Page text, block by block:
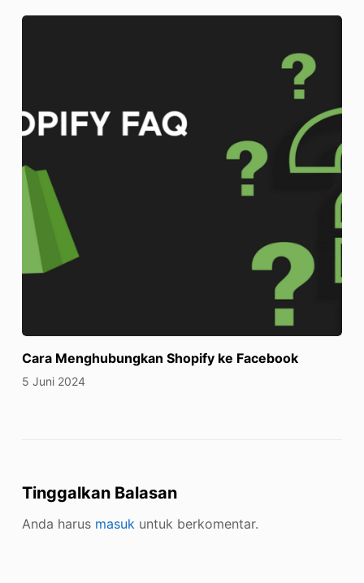
Cara Menghubungkan Shopify ke Facebook
5 Juni 2024
Tinggalkan Balasan
Anda harus masuk untuk berkomentar.